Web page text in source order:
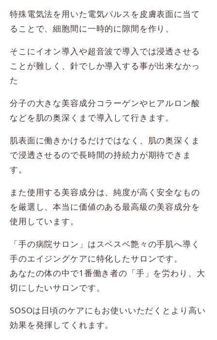
特殊電気法を用いた電気パルスを皮膚表面に当て
ることで、細胞間に一時的に隙間を作り、
そこにイオン導入や超音波で導入では浸透させる
ことが難しく、針でしか導入する事が出来なかっ
た
分子の大きな美容成分コラーゲンやヒアルロン酸
などを肌の奥深くまで導入して行きます。
肌表面に働きかけるだけではなく、肌の奥深くま
で浸透させるので長時間の持続力が期待できま
す。
また使用する美容成分は、純度が高く安全なもの
を厳選し、本当に価値のある最高級の美容成分を
使用しています。
「手の病院サロン」はスベスベ艶々の手肌へ導く
手のエイジングケアに特化したサロンです。
あなたの体の中で1番働き者の「手」を労わり、大
切にしたいサロンです。
SOSOは日頃のケアにもお使いいただくとより高い
効果を発揮してくれます。